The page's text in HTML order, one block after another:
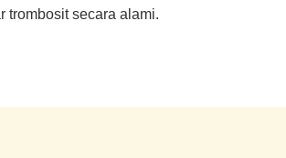
trombosit secara alami.